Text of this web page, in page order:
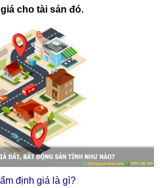
cho tài sản đó.
định giá là gì?